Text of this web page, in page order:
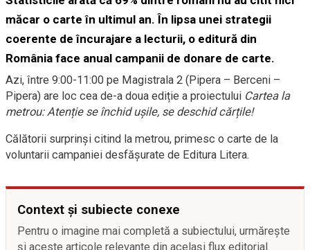
măcar o carte în ultimul an. În lipsa unei strategii
coerente de încurajare a lecturii, o editură din
România face anual campanii de donare de carte.
Azi, între 9:00-11:00 pe Magistrala 2 (Pipera – Berceni –
Pipera) are loc cea de-a doua ediție a proiectului Cartea la
metrou: Atenție se închid ușile, se deschid cărțile!
Călătorii surprinși citind la metrou, primesc o carte de la
voluntarii campaniei desfășurate de Editura Litera.
Context și subiecte conexe
Pentru o imagine mai completă a subiectului, urmărește
și aceste articole relevante din același flux editorial.